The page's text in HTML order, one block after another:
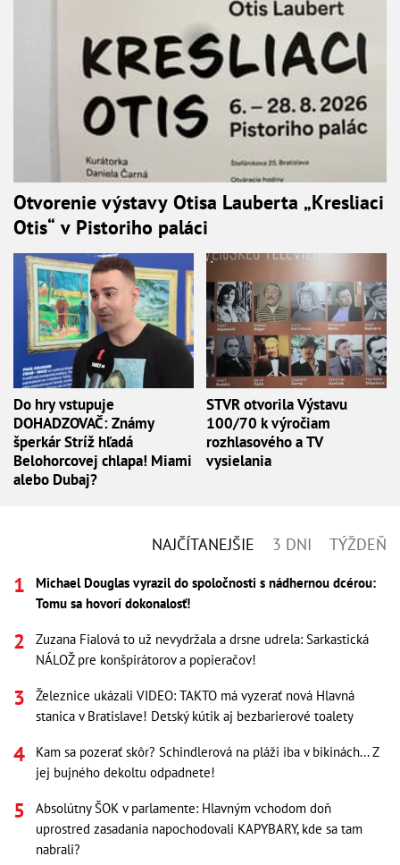
Otvorenie výstavy Otisa Lauberta „Kresliaci
Otis“ v Pistoriho paláci
Do hry vstupuje
DOHADZOVAČ: Známy
šperkár Stríž hľadá
Belohorcovej chlapa! Miami
alebo Dubaj?
STVR otvorila Výstavu
100/70 k výročiam
rozhlasového a TV
vysielania
NAJČÍTANEJŠIE 3 DNI TÝŽDEŇ
Michael Douglas vyrazil do spoločnosti s nádhernou dcérou:
Tomu sa hovorí dokonalosť!
Zuzana Fialová to už nevydržala a drsne udrela: Sarkastická
NÁLOŽ pre konšpirátorov a popieračov!
Železnice ukázali VIDEO: TAKTO má vyzerať nová Hlavná
stanica v Bratislave! Detský kútik aj bezbarierové toalety
Kam sa pozerať skôr? Schindlerová na pláži iba v bikinách... Z
jej bujného dekoltu odpadnete!
Absolútny ŠOK v parlamente: Hlavným vchodom doň
uprostred zasadania napochodovali KAPYBARY, kde sa tam
nabrali?